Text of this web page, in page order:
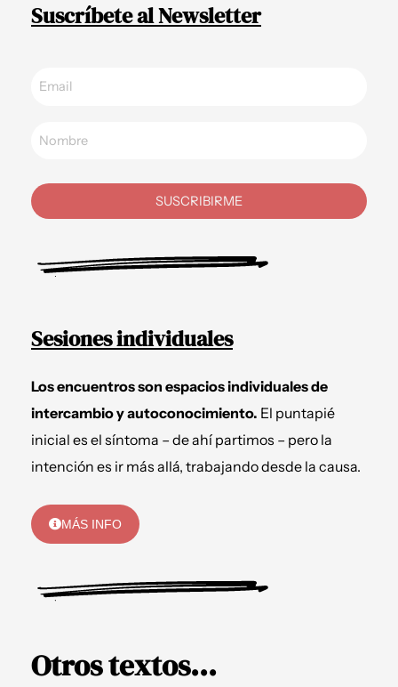
Suscríbete al Newsletter
SUSCRIBIRME
Sesiones individuales
Los encuentros son espacios individuales de
intercambio y autoconocimiento. El puntapié
inicial es el síntoma – de ahí partimos – pero la
intención es ir más allá, trabajando desde la causa.
MÁS INFO
Otros textos...